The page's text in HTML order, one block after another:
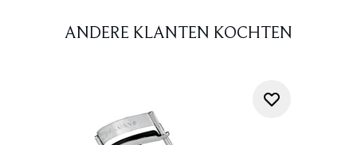
ANDERE KLANTEN KOCHTEN